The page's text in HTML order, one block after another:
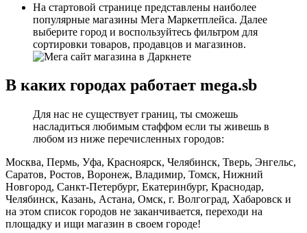
На стартовой странице представлены наиболее
популярные магазины Мега Маркетплейса. Далее
выберите город и воспользуйтесь фильтром для
сортировки товаров, продавцов и магазинов.
В каких городах работает mega.sb
Для нас не существует границ, ты сможешь
насладиться любимым стаффом если ты живешь в
любом из ниже перечисленных городов:
Москва, Пермь, Уфа, Красноярск, Челябинск, Тверь, Энгельс,
Саратов, Ростов, Воронеж, Владимир, Томск, Нижний
Новгород, Санкт-Петербург, Екатеринбург, Краснодар,
Челябинск, Казань, Астана, Омск, г. Волгоград, Хабаровск и
на этом список городов не заканчивается, переходи на
площадку и ищи магазин в своем городе!